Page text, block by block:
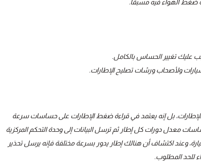
ضغط الهواء فيه مسبقًا.
عليك تغيير الحساس بالكامل.
ولأصحاب ورشات تصليح الإطارات.
بل إنه يعتمد في قراءة ضغط الإطارات على حساسات سرعة
معدل دورات كل إطار ثم ترسل البيانات إلى وحدة التحكم المركزية
وعند اكتشاف أن هنالك إطار يدور بسرعة مختلفة فإنه يرسل تحذير
للحد المطلوب.